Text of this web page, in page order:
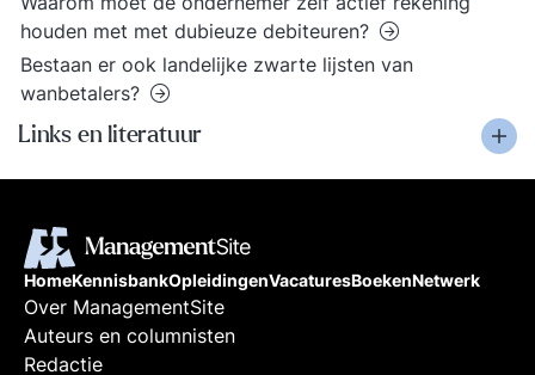
houden met met dubieuze debiteuren?
Bestaan er ook landelijke zwarte lijsten van
wanbetalers?
Links en literatuur
HomeKennisbankOpleidingenVacaturesBoekenNetwerk
Over ManagementSite
Auteurs en columnisten
Redactie